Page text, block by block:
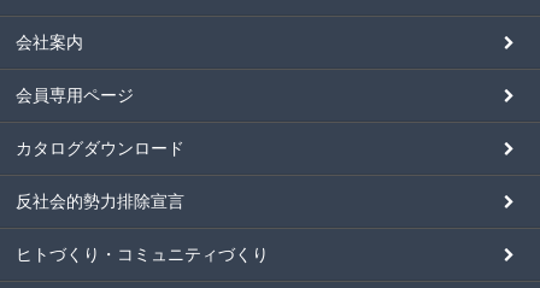
会社案内
会員専用ページ
カタログダウンロード
反社会的勢力排除宣言
ヒトづくり・コミュニティづくり